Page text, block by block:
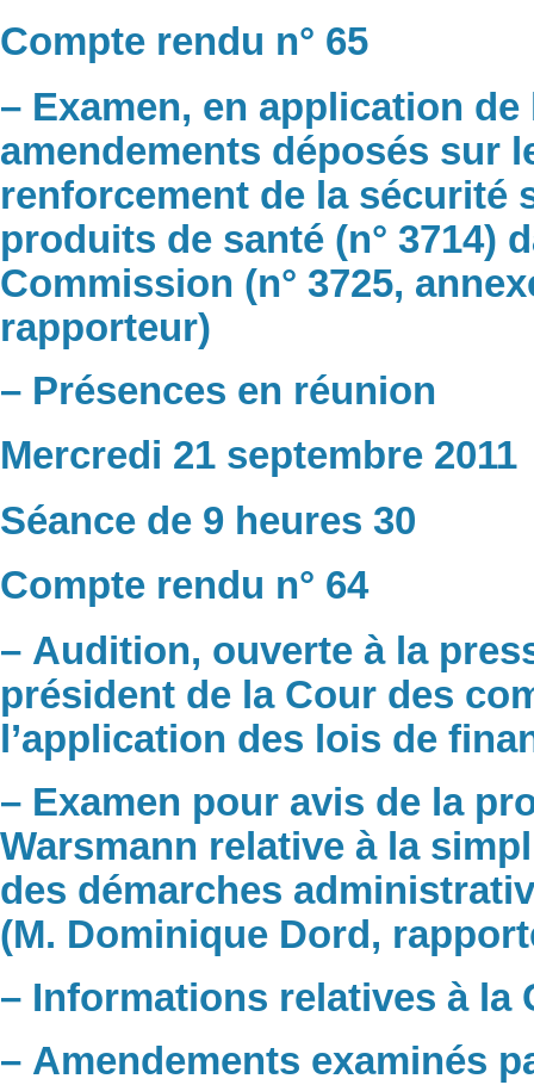
Compte rendu n° 65
– Examen, en application
amendements déposés sur
renforcement de la sécurité
produits de santé (n° 3714)
Commission (n° 3725,
rapporteur)
– Présences en réunion
Mercredi 21 septembre 2011
Séance de 9 heures 30
Compte rendu n° 64
– Audition, ouverte à la
président de la Cour des
l’application des lois de
– Examen pour avis de la
Warsmann relative à la
des démarches
(M. Dominique Dord,
– Informations relatives à la
– Amendements examinés